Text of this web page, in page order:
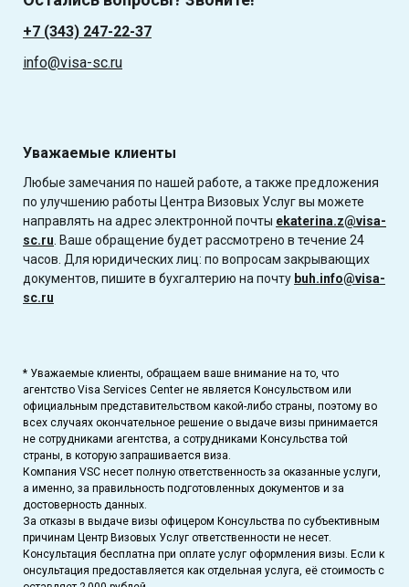
+7 (343) 247-22-37
info@visa-sc.ru
Уважаемые клиенты
Любые замечания по нашей работе, а также предложения
по улучшению работы Центра Визовых Услуг вы можете
направлять на адрес электронной почты ekaterina.z@visa-
sc.ru. Ваше обращение будет рассмотрено в течение 24
часов. Для юридических лиц: по вопросам закрывающих
документов, пишите в бухгалтерию на почту buh.info@visa-
sc.ru
* Уважаемые клиенты, обращаем ваше внимание на то, что
агентство Visa Services Center не является Консульством или
официальным представительством какой-либо страны, поэтому во
всех случаях окончательное решение о выдаче визы принимается
не сотрудниками агентства, а сотрудниками Консульства той
страны, в которую запрашивается виза.
Компания VSC несет полную ответственность за оказанные услуги,
а именно, за правильность подготовленных документов и за
достоверность данных.
За отказы в выдаче визы офицером Консульства по субъективным
причинам Центр Визовых Услуг ответственности не несет.
Консультация бесплатна при оплате услуг оформления визы. Если к
онсультация предоставляется как отдельная услуга, её стоимость с